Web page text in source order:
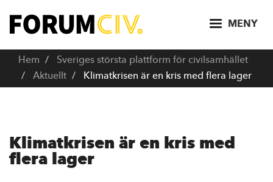
t
MENY
Hem
Sveriges största plattform för civilsamhället
Aktuellt
Klimatkrisen är en kris med flera lager
Klimatkrisen är en kris med
flera lager